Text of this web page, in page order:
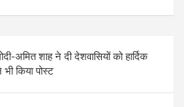
अमित शाह ने दी देशवासियों को हार्दिक
किया पोस्ट